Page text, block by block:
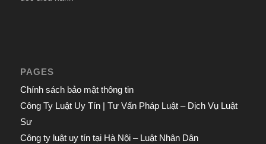
PAGES
Chính sách bảo mật thông tin
Công Ty Luật Uy Tín | Tư Vấn Pháp Luật – Dịch Vụ Luật
Sư
Công ty luật uy tín tại Hà Nội – Luật Nhân Dân